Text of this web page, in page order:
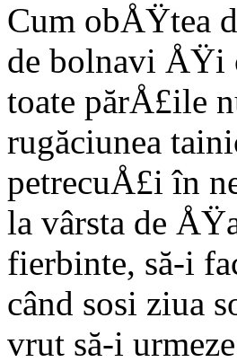
Cum obÅŸtea
de bolnavi ÅŸi
toate părÅ£ile
rugăciunea
petrecuÅ£i în
la vârsta de
fierbinte, să-i
când sosi ziua
vrut să-i